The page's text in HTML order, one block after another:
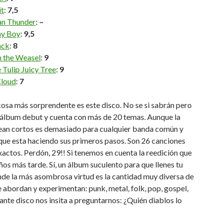
: 7,5
Thunder: –
Boy: 9,5
: 8
the Weasel: 9
Juicy Tree: 9
: 7
más sorprendente es este disco. No se si sabrán pero
debut y cuenta con más de 20 temas. Aunque la
cortos es demasiado para cualquier banda común y
esta haciendo sus primeros pasos. Son 26 canciones
Perdón, 29!! Si tenemos en cuenta la reedición que
más tarde. Sí, un álbum suculento para que llenes tu
la más asombrosa virtud es la cantidad muy diversa de
abordan y experimentan: punk, metal, folk, pop, gospel,
disco nos insita a preguntarnos: ¿Quién diablos lo